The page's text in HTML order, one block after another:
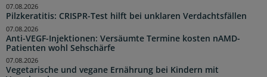
Pilzkeratitis: CRISPR-Test hilft bei unklaren Verdachtsfällen
07.08.2026
Anti-VEGF-Injektionen: Versäumte Termine kosten nAMD-
Patienten wohl Sehschärfe
07.08.2026
Vegetarische und vegane Ernährung bei Kindern mit
07.08.2026